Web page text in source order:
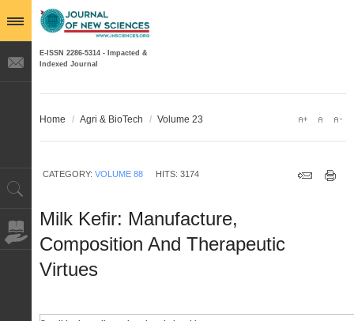
E-ISSN 2286-5314 - Impacted &
Indexed Journal
Home / Agri & BioTech / Volume 23
CATEGORY: VOLUME 88 HITS: 3174
Milk Kefir: Manufacture,
Composition And Therapeutic
Virtues